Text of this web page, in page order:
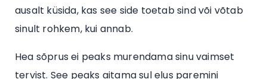
ausalt küsida, kas see side toetab sind või võtab
sinult rohkem, kui annab.
Hea sõprus ei peaks murendama sinu vaimset
tervist. See peaks aitama sul elus paremini